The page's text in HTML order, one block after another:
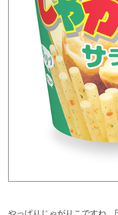
やっぱりじゃがりこですね。